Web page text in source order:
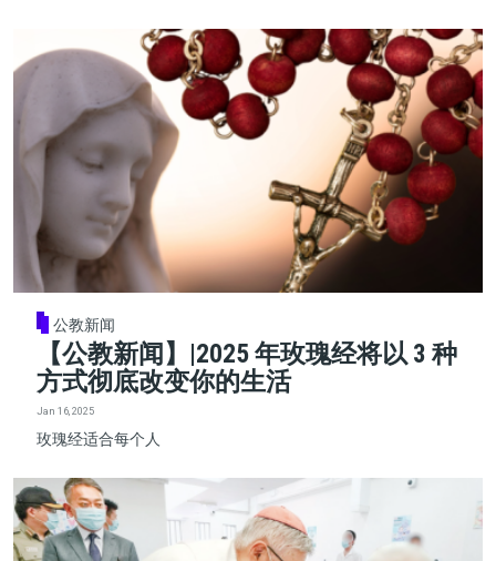
公教新闻
【公教新闻】|2025 年玫瑰经将以 3 种
方式彻底改变你的生活
Jan 16, 2025
玫瑰经适合每个人